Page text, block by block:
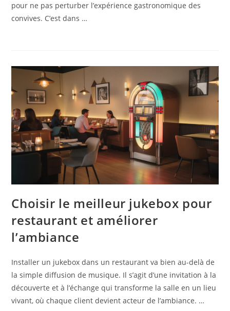
pour ne pas perturber l’expérience gastronomique des
convives. C’est dans …
Choisir le meilleur jukebox pour
restaurant et améliorer
l’ambiance
Installer un jukebox dans un restaurant va bien au-delà de
la simple diffusion de musique. Il s’agit d’une invitation à la
découverte et à l’échange qui transforme la salle en un lieu
vivant, où chaque client devient acteur de l’ambiance. …